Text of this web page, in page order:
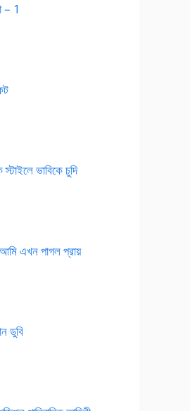
– 1
ভাবিকে চুদি
আমি এখন পাগল প্রায়
ডুবি